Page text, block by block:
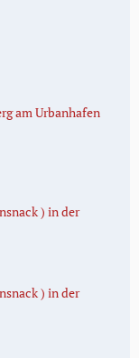
am Urbanhafen
) in der
) in der